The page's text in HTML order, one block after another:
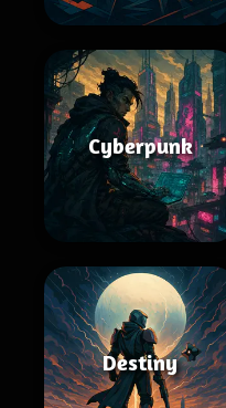
Cyberpunk
Destiny